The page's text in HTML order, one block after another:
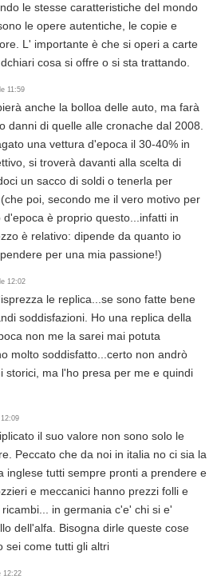
le stesse caratteristiche del mondo
le opere autentiche, le copie e
L' importante è che si operi a carte
cosa si offre o si sta trattando.
11:59
anche la bolloa delle auto, ma farà
danni di quelle alle cronache dal 2008.
una vettura d'epoca il 30-40% in
si troverà davanti alla scelta di
un sacco di soldi o tenerla per
poi, secondo me il vero motivo per
è proprio questo...infatti in
è relativo: dipende da quanto io
per una mia passione!)
12:02
le replica...se sono fatte bene
soddisfazioni. Ho una replica della
non me la sarei mai potuta
molto soddisfatto...certo non andrò
storici, ma l'ho presa per me e quindi
il suo valore non sono solo le
Peccato che da noi in italia no ci sia la
inglese tutti sempre pronti a prendere e
e meccanici hanno prezzi folli e
in germania c'e' chi si e'
dell'alfa. Bisogna dirle queste cose
sei come tutti gli altri
12:22